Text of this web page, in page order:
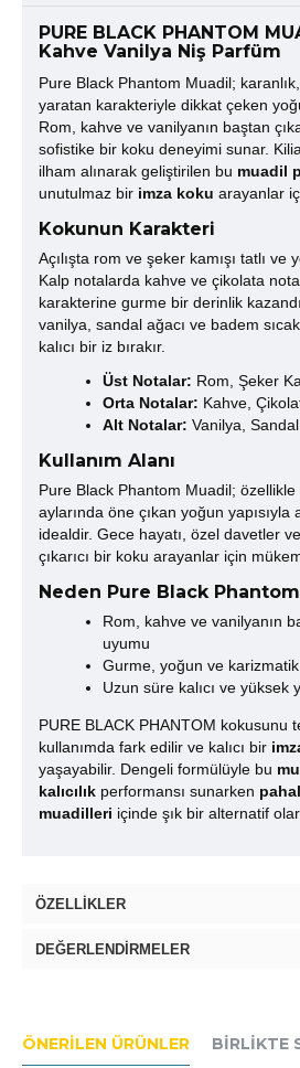
PURE BLACK PHANTOM
Kahve Vanilya Niş Parfüm
Pure Black Phantom Muadil; karanlık,
yaratan karakteriyle dikkat çeken
Rom, kahve ve vanilyanın baştan
sofistike bir koku deneyimi sunar.
ilham alınarak geliştirilen bu muadil
unutulmaz bir imza koku arayanlar
Kokunun Karakteri
Açılışta rom ve şeker kamışı tatlı ve
Kalp notalarda kahve ve çikolata
karakterine gurme bir derinlik
vanilya, sandal ağacı ve badem
kalıcı bir iz bırakır.
Üst Notalar: Rom, Şeker
Orta Notalar: Kahve,
Alt Notalar: Vanilya,
Kullanım Alanı
Pure Black Phantom Muadil; özellikle
aylarında öne çıkan yoğun yapısıyla
idealdir. Gece hayatı, özel davetler
çıkarıcı bir koku arayanlar için
Neden Pure Black
Rom, kahve ve vanilyanın
uyumu
Gurme, yoğun ve
Uzun süre kalıcı ve yüksek
PURE BLACK PHANTOM kokusunu
kullanımda fark edilir ve kalıcı bir
yaşayabilir. Dengeli formülüyle bu
kalıcılık performansı sunarken
muadilleri içinde şık bir alternatif
ÖZELLIKLER
DEĞERLENDIRMELER
ÖNERILEN ÜRÜNLER BIRLIKTE